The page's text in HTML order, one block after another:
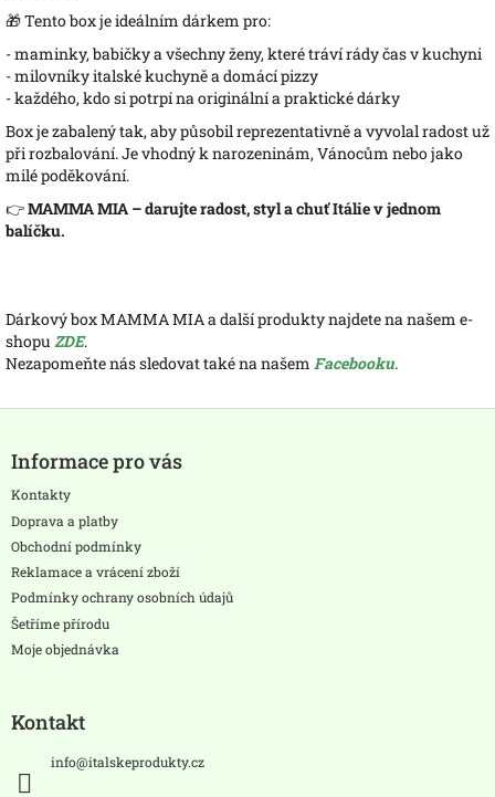
🎁 Tento box je ideálním dárkem pro:
- maminky, babičky a všechny ženy, které tráví rády čas v kuchyni
- milovníky italské kuchyně a domácí pizzy
- každého, kdo si potrpí na originální a praktické dárky
Box je zabalený tak, aby působil reprezentativně a vyvolal radost už
při rozbalování. Je vhodný k narozeninám, Vánocům nebo jako
milé poděkování.
👉MAMMA MIA – darujte radost, styl a chuť Itálie v jednom
balíčku.
Dárkový box MAMMA MIA a další produkty najdete na našem e-
shopu ZDE.
Nezapomeňte nás sledovat také na našem Facebooku.
pInformace pro vás
Kontakty
Doprava a platby
Obchodní podmínky
Reklamace a vrácení zboží
Podmínky ochrany osobních údajů
Šetříme přírodu
Moje objednávka
Kontakt
info@italskeprodukty.cz